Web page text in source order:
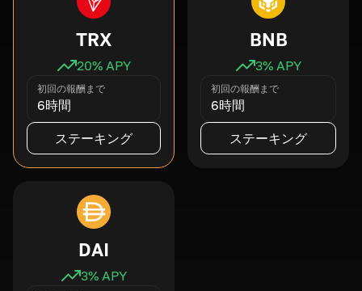
TRX
20% APY
初回の報酬まで
6時間
ステーキング
BNB
3% APY
初回の報酬まで
6時間
ステーキング
DAI
3% APY